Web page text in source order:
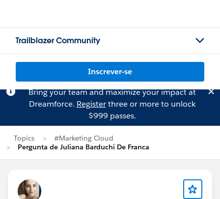
Trailblazer Community
Inscrever-se
Bring your team and maximize your impact at
Dreamforce. Registerthree or more to unlock
$999 passes.
Topics
#Marketing Cloud
Pergunta de Juliana Barduchi De Franca